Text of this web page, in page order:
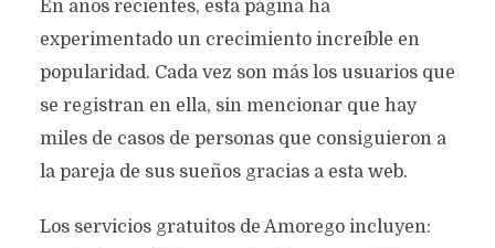
AMOR EN LÍNEA
8 minutos de lectura
En años recientes, esta página ha
experimentado un crecimiento increíble en
popularidad. Cada vez son más los usuarios que
se registran en ella, sin mencionar que hay
miles de casos de personas que consiguieron a
la pareja de sus sueños gracias a esta web.
Los servicios gratuitos de Amorego incluyen: